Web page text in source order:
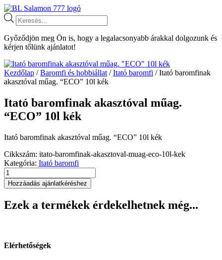
Ugrás
a
tartalomhoz
Products
search
Győződjön meg Ön is, hogy a legalacsonyabb árakkal dolgozunk és
kérjen tőlünk ajánlatot!
Kezdőlap /Baromfi és hobbiállat /Itató baromfi / Itató baromfinak
akasztóval műag. “ECO” 10l kék
Itató baromfinak akasztóval műag.
“ECO” 10l kék
Itató baromfinak akasztóval műag. “ECO” 10l kék
Cikkszám: itato-baromfinak-akasztoval-muag-eco-10l-kek
Kategória: Itató baromfi
Itató
baromfinak
akasztóval
"ECO"
Hozzáadás ajánlatkéréshez
Ezek a termékek érdekelhetnek még...
Elérhetőségek